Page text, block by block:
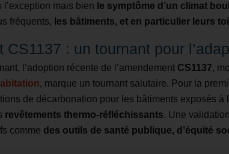
l’exception mais bien le symptôme d’un climat
fréquents, les bâtiments, et en particulier leurs
CS1137 : un tournant pour
l’adoption récente de l’amendement CS1137,
, marque un tournant salutaire. Pour la
de décarbonation pour les bâtiments exposés à
revêtements thermo-réfléchissants. Une
comme des outils de santé publique, d’équité